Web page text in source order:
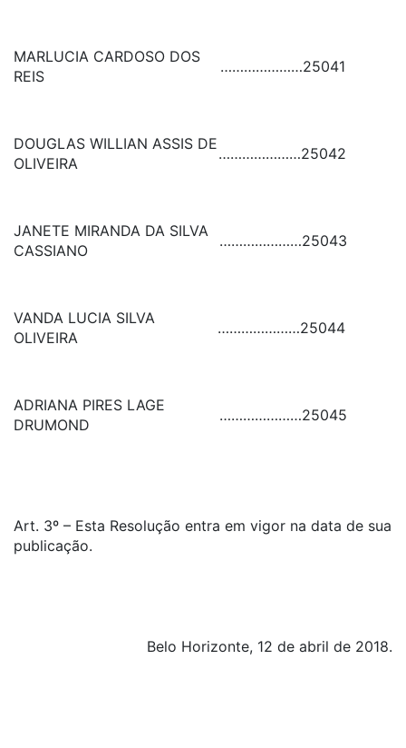
MARLUCIA CARDOSO DOS
REIS
…………………25041
DOUGLAS WILLIAN ASSIS DE
OLIVEIRA
…………………25042
JANETE MIRANDA DA SILVA
CASSIANO
…………………25043
VANDA LUCIA SILVA
OLIVEIRA
…………………25044
ADRIANA PIRES LAGE
DRUMOND
…………………25045
Art. 3º – Esta Resolução entra em vigor na data de sua
publicação.
Belo Horizonte, 12 de abril de 2018.